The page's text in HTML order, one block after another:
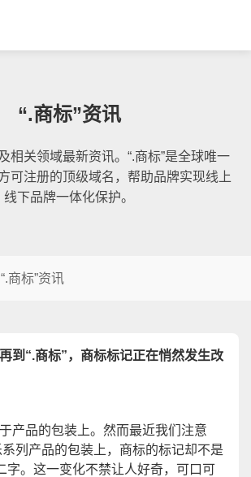
“.商标”资讯
相关领域最新资讯。“.商标”是全球唯一
可注册的顶级域名，帮助品牌实现线上
线下品牌一体化保护。
“.商标”资讯
到“.商标”，商标标记正在悄然发生改
产品的包装上。然而最近我们注意
列产品的包装上，商标的标记却不是
字。这一变化不禁让人好奇，可口可